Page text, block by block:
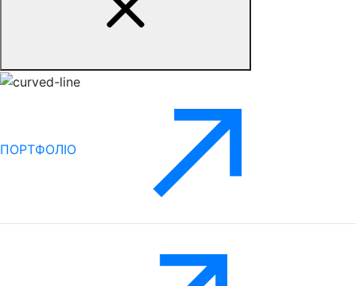
ПОРТФОЛІО